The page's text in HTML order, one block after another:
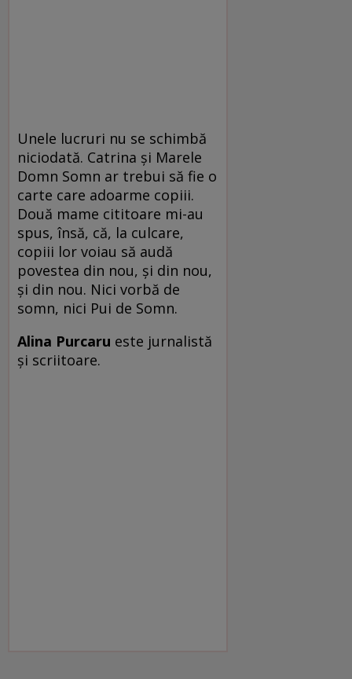
Unele lucruri nu se schimbă
niciodată. Catrina și Marele
Domn Somn ar trebui să fie o
carte care adoarme copiii.
Două mame cititoare mi-au
spus, însă, că, la culcare,
copiii lor voiau să audă
povestea din nou, și din nou,
și din nou. Nici vorbă de
somn, nici Pui de Somn.
Alina Purcaru este jurnalistă
și scriitoare.